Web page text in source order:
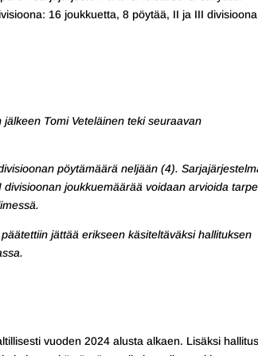
16 joukkuetta, 8 pöytää, II ja III
Tomi Veteläinen teki seuraavan
pöytämäärä neljään (4).
joukkuemäärää voidaan arvioida
jättää erikseen käsiteltäväksi hallituksen
vuoden 2024 alusta alkaen. Lisäksi hallitus